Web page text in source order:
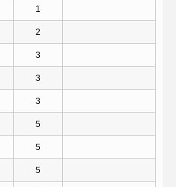
1
2
3
3
3
5
5
5